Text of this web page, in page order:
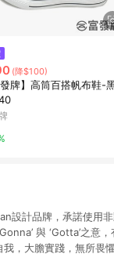
(降$100)
發牌】高筒百搭帆布鞋-
設計品牌，承諾使用
與 ‘Gotta’之意
，大膽實踐，無所畏